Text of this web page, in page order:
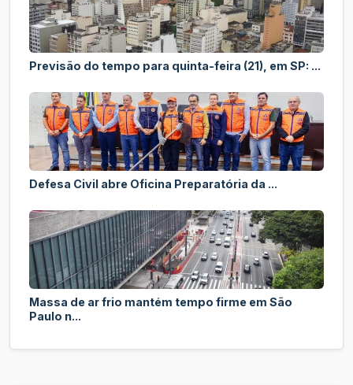
Previsão do tempo para quinta-feira (21), em SP: ...
Defesa Civil abre Oficina Preparatória da ...
Massa de ar frio mantém tempo firme em São
Paulo n...